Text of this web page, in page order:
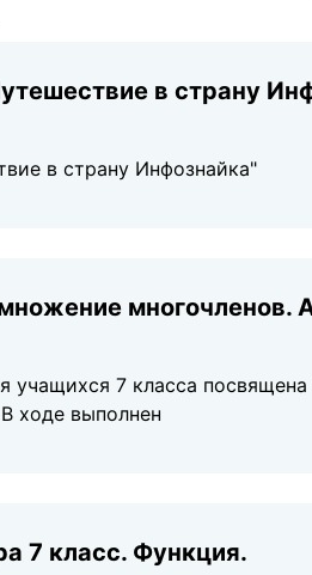
в страну
в страну Инфознайка"
многочленов.
учащихся 7 класса
ходе выполнен
7 класс. Функция.